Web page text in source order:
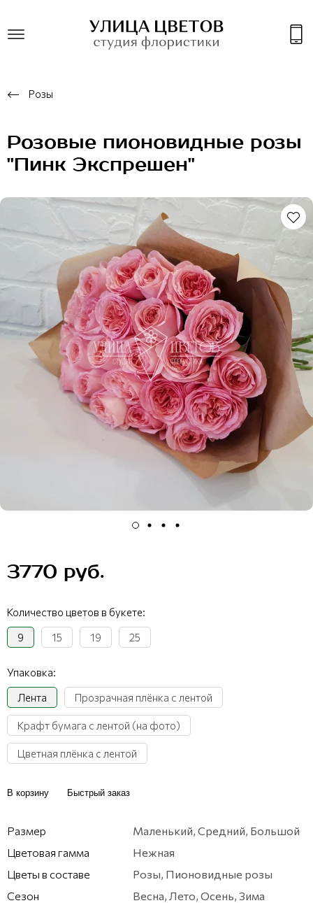
Розы
Розовые пионовидные розы
"Пинк Экспрешен"
3770 руб.
Количество цветов в букете:
9
15 19 25
Упаковка:
Лента
Прозрачная плёнка с лентой
Крафт бумага с лентой (на фото)
Цветная плёнка с лентой
В корзину Быстрый заказ
Размер
Маленький, Средний, Большой
Цветовая гамма
Нежная
Цветы в составе
Розы, Пионовидные розы
Сезон
Весна, Лето, Осень, Зима